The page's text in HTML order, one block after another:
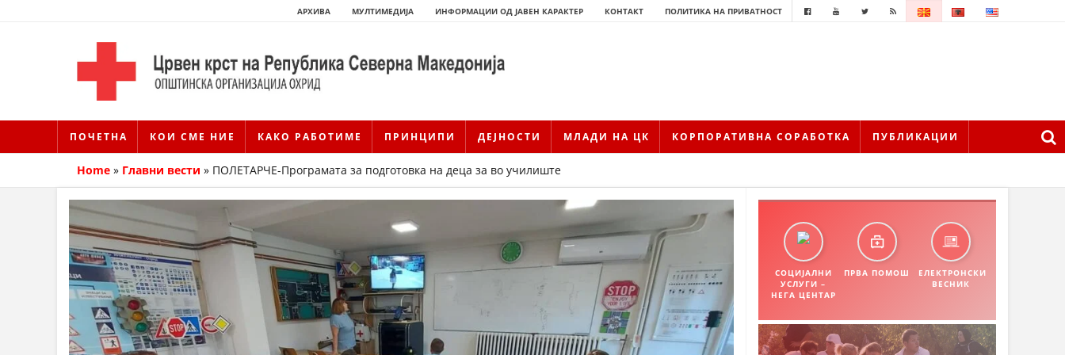
АРХИВА МУЛТИМЕДИЈА ИНФОРМАЦИИ ОД ЈАВЕН КАРАКТЕР КОНТАКТ ПОЛИТИКА НА ПРИВАТНОСТ
ПОЧЕТНА КОИ СМЕ НИЕ КАКО РАБОТИМЕ ПРИНЦИПИ ДЕЈНОСТИ МЛАДИ НА ЦК КОРПОРАТИВНА СОРАБОТКА ПУБЛИКАЦИИ
ИСТОРИЈАТ НА ЦКРМ
ИСТОРИЈАТ НА ДВИЖЕЊЕТО
Home » Главни вести » ПОЛЕТАРЧЕ-Програмата за подготовка на деца за во училиште
СОЦИЈАЛНИ
УСЛУГИ –
НЕГА ЦЕНТАР
ПРВА ПОМОШ
ЕЛЕКТРОНСКИ
ВЕСНИК